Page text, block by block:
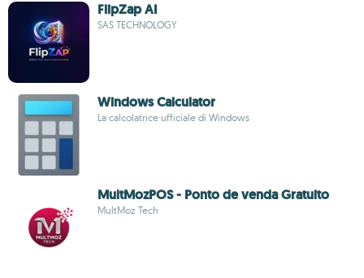
FlipZap AI
SAS TECHNOLOGY
Windows Calculator
La calcolatrice ufficiale di Windows
MultMozPOS - Ponto de venda Gratuito
MultMoz Tech